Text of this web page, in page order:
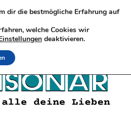
dir die bestmögliche Erfahrung auf
welche Cookies wir
deaktivieren.